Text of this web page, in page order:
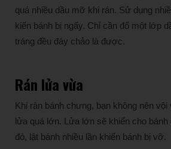
quá nhiều dầu mỡ khi rán. Sử dụng
kiến bánh bị ngấy. Chỉ cần đổ một lớp
tráng đều đáy chảo là được.
Rán lửa vừa
Khi rán bánh chưng, bạn không nên vội
lửa quá lớn. Lửa lớn sẽ khiến cho bánh
đó, lật bánh nhiều lần khiến bánh bị vỡ.